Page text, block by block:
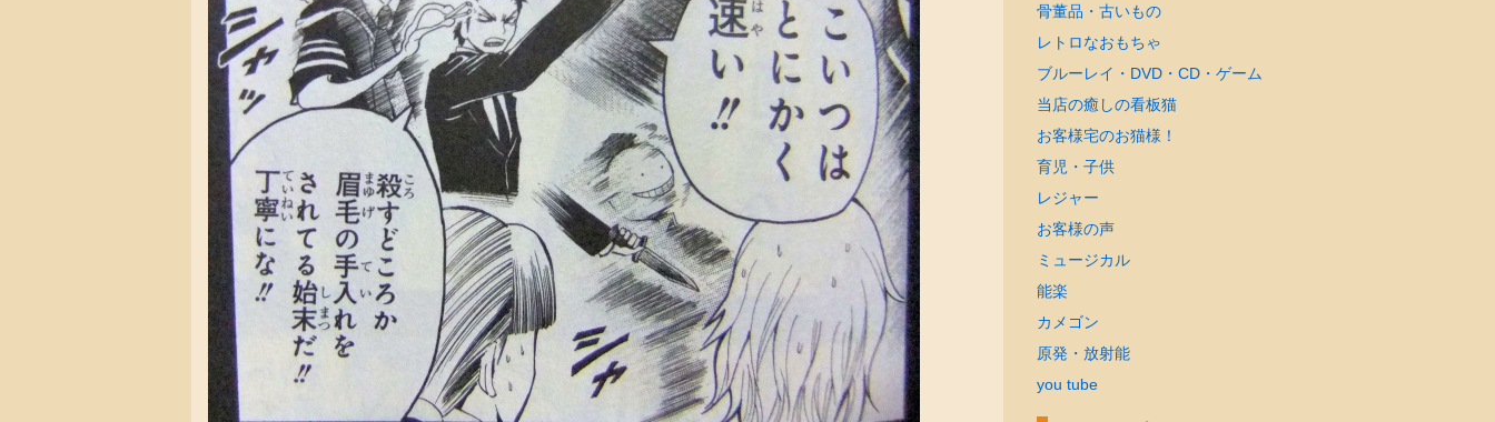
骨董品・古いもの
レトロなおもちゃ
ブルーレイ・DVD・CD・ゲーム
当店の癒しの看板猫
お客様宅のお猫様！
育児・子供
レジャー
お客様の声
ミュージカル
能楽
カメゴン
原発・放射能
you tube